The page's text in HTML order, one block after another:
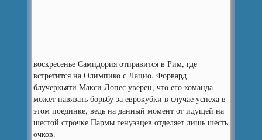
воскресенье Сампдория отправится в Рим, где
встретится на Олимпико с Лацио. Форвард
блучеркьяти Макси Лопес уверен, что его команда
может навязать борьбу за еврокубки в случае успеха в
этом поединке, ведь на данный момент от идущей на
шестой строчке Пармы генуэзцев отделяет лишь шесть
очков.